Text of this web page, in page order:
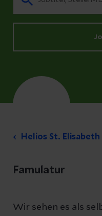
Helios St.
Famulatur
Wir sehen es als